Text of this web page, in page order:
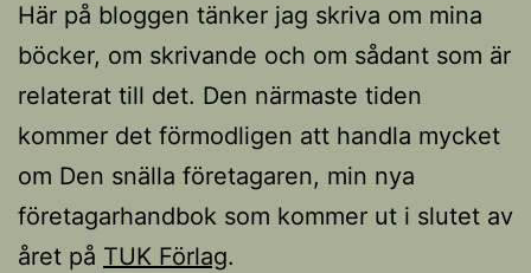
Här på bloggen tänker jag skriva om mina
böcker, om skrivande och om sådant som är
relaterat till det. Den närmaste tiden
kommer det förmodligen att handla mycket
om Den snälla företagaren, min nya
företagarhandbok som kommer ut i slutet av
året på TUK Förlag.